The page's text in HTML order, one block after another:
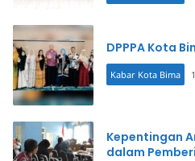
DPPPA Kota
Kabar Kota Bima
Kepentingan
dalam